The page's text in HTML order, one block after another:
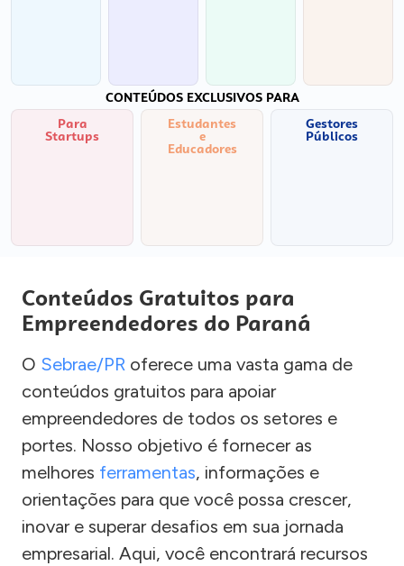
CONTEÚDOS EXCLUSIVOS PARA
Para
Startups
Estudantes
e
Educadores
Gestores
Públicos
Conteúdos Gratuitos para
Empreendedores do Paraná
O Sebrae/PR oferece uma vasta gama de
conteúdos gratuitos para apoiar
empreendedores de todos os setores e
portes. Nosso objetivo é fornecer as
melhores ferramentas, informações e
orientações para que você possa crescer,
inovar e superar desafios em sua jornada
empresarial. Aqui, você encontrará recursos